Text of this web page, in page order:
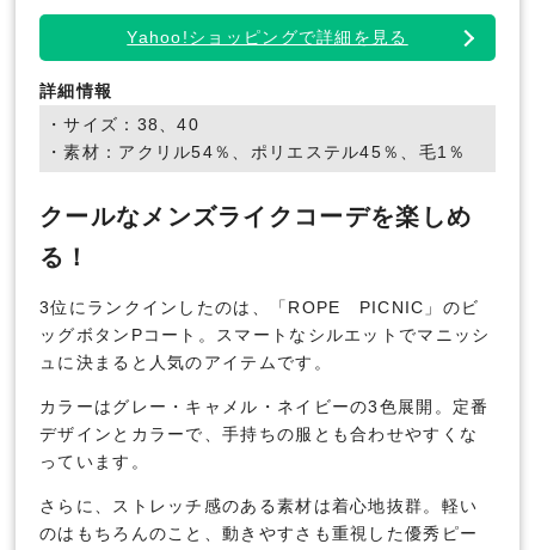
Yahoo!ショッピングで詳細を見る
詳細情報
・サイズ：38、40
・素材：アクリル54％、ポリエステル45％、毛1％
クールなメンズライクコーデを楽しめ
る！
3位にランクインしたのは、「ROPE PICNIC」のビ
ッグボタンPコート。スマートなシルエットでマニッシ
ュに決まると人気のアイテムです。
カラーはグレー・キャメル・ネイビーの3色展開。定番
デザインとカラーで、手持ちの服とも合わせやすくな
っています。
さらに、ストレッチ感のある素材は着心地抜群。軽い
のはもちろんのこと、動きやすさも重視した優秀ピー